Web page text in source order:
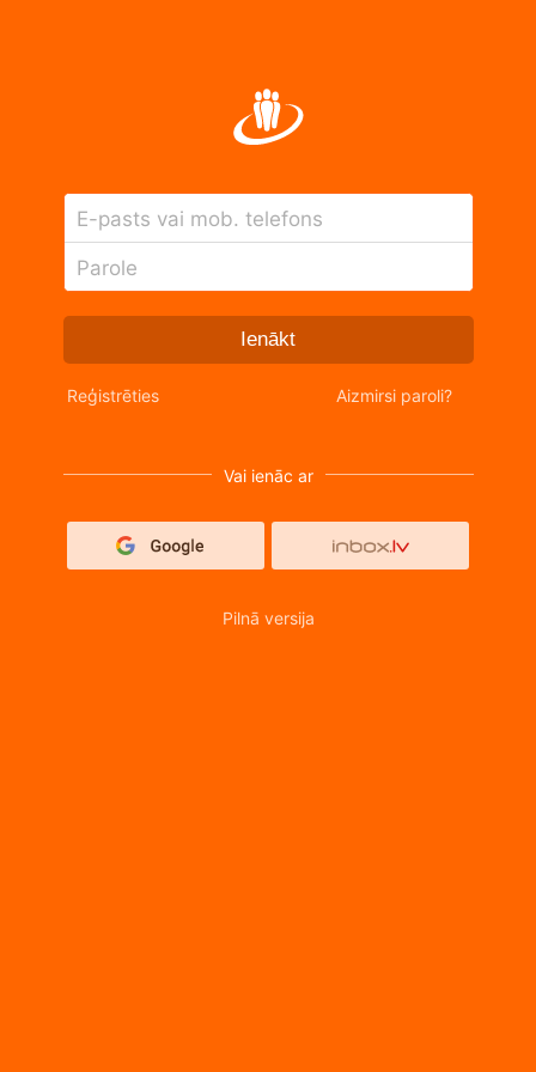
E-pasts vai mob. telefons
Parole
Ienākt
Reģistrēties Aizmirsi paroli?
Vai ienāc ar
Pilnā versija